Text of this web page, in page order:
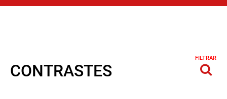
CONTRASTES
FILTRAR